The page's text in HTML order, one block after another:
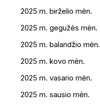
2025 m. birželio mėn.
2025 m. gegužės mėn.
2025 m. balandžio mėn.
2025 m. kovo mėn.
2025 m. vasario mėn.
2025 m. sausio mėn.